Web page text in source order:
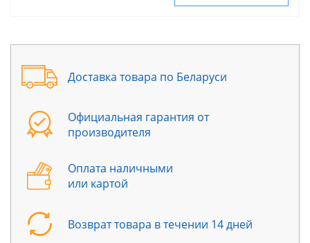
Доставка товара по Беларуси
Официальная гарантия от
производителя
Оплата наличными
или картой
Возврат товара в течении 14 дней